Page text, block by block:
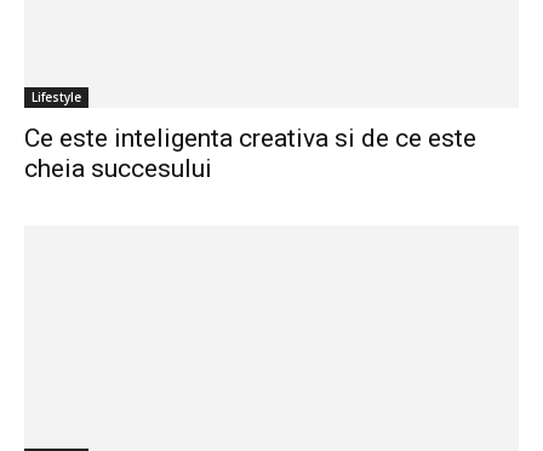
Lifestyle
Ce este inteligenta creativa si de ce este
cheia succesului